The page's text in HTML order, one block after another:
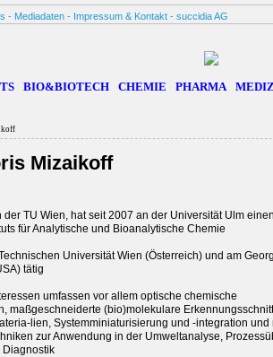
- Mediadaten - Impressum & Kontakt - succidia AG
BIO&BIOTECH CHEMIE PHARMA
Mizaikoff
der TU Wien, hat seit 2007 an der ­Universität Ulm
für Analytische und Bio­analytische Chemie
Universität Wien (Österreich) und am
tätig
umfassen vor allem optische ­chemische
maßge­schneiderte (bio)molekulare
l­ien, Systemminiaturisierung und­ -inte­gra­tion
zur Anwendung in der Umwelt­an­alyse,